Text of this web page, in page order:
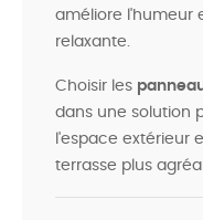
améliore l'humeur
relaxante.
Choisir les
dans une solution
l'espace extérieur
terrasse plus